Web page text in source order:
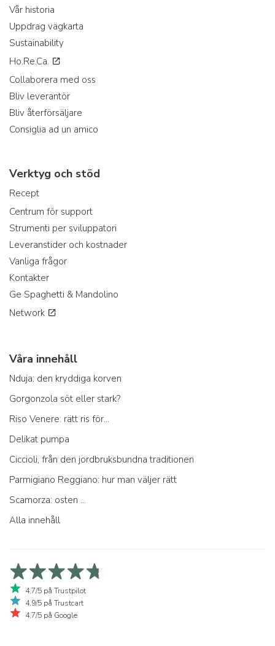
Vår historia
Uppdrag vägkarta
Sustainability
Ho.Re.Ca.
Collaborera med oss
Bliv leverantör
Bliv återförsäljare
Consiglia ad un amico
Verktyg och stöd
Recept
Centrum för support
Strumenti per sviluppatori
Leveranstider och kostnader
Vanliga frågor
Kontakter
Ge Spaghetti & Mandolino
Network
Våra innehåll
Nduja: den kryddiga korven
Gorgonzola söt eller stark?
Riso Venere: rätt ris för...
Delikat pumpa
Ciccioli, från den jordbruksbundna traditionen
Parmigiano Reggiano: hur man väljer rätt
Scamorza: osten ...
Alla innehåll
4,7/5 på Trustpilot
4,9/5 på Trustcart
4,7/5 på Google